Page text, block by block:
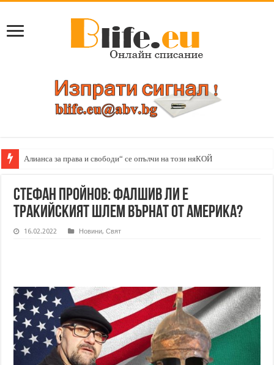
Стефан Пройнов: Древни героични монети и пропагандата
Стефан Пройнов: Фалшив ли е
тракийският шлем върнат от Америка?
16.02.2022 Новини,Свят